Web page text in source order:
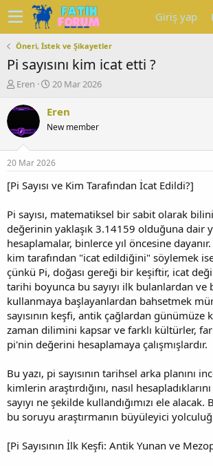
Giriş yap
Öneri, İstek ve Şikayetler
Pi sayısını kim icat etti ?
K
n
y
b
a
ş
t
a
n
Eren
B
ş
a
g
ı
ç
r
h
i
20 Mar 2026
Eren
New member
20 Mar 2026
[Pi Sayısı ve Kim Tarafından İcat Edildi?]
Pi sayısı, matematiksel bir sabit olarak
değerinin yaklaşık 3.14159 olduğuna dair
hesaplamalar, binlerce yıl öncesine
kim tarafından "icat edildiğini" söylemek
çünkü Pi, doğası gereği bir keşiftir, icat
tarihi boyunca bu sayıyı ilk bulanlardan ve
kullanmaya başlayanlardan bahsetmek
sayısının keşfi, antik çağlardan günümüze
zaman dilimini kapsar ve farklı kültürler,
pi'nin değerini hesaplamaya çalışmışlardır.
Bu yazı, pi sayısının tarihsel arka planını
kimlerin araştırdığını, nasıl
sayıyı ne şekilde kullandığımızı ele
bu soruyu araştırmanın büyüleyici
[Pi Sayısının İlk Keşfi: Antik Yunan ve